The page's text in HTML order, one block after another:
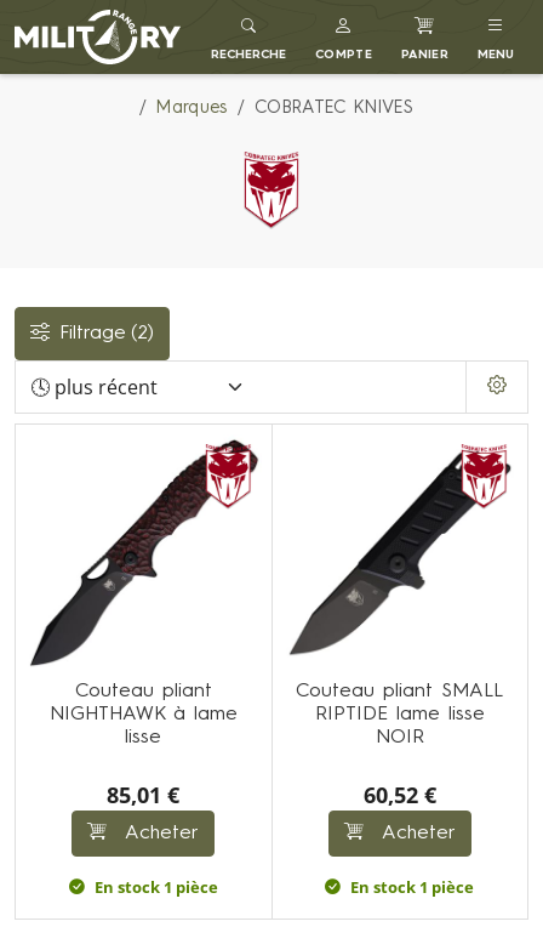
MILITARY RANGE FR
RECHERCHE COMPTE PANIER MENU
Marques COBRATEC KNIVES
Filtrage (2)
Couteau pliant
NIGHTHAWK à lame
lisse
85,01 €
Acheter
En stock 1 pièce
Couteau pliant SMALL
RIPTIDE lame lisse
NOIR
60,52 €
Acheter
En stock 1 pièce